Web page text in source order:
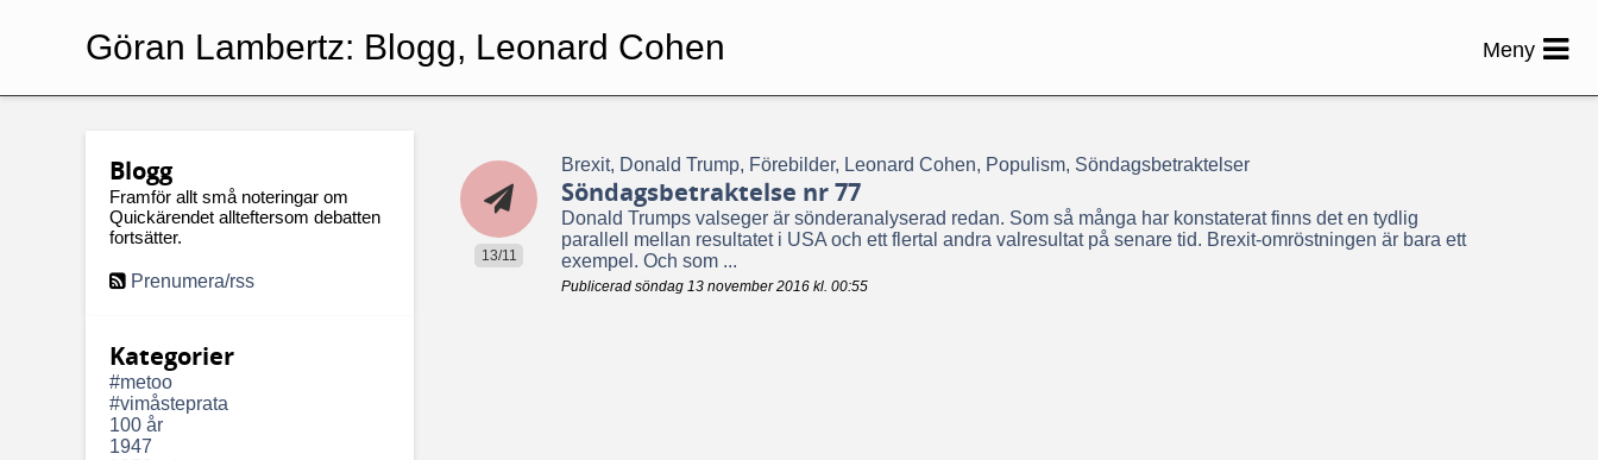
Blogg
Framför allt små noteringar om
Quickärendet allteftersom debatten
fortsätter.
Prenumera/rss
Kategorier
#metoo
#vimåsteprata
100 år
1947
13/11
Brexit, Donald Trump, Förebilder, Leonard Cohen, Populism, Söndagsbetraktelser
Söndagsbetraktelse nr 77
Donald Trumps valseger är sönderanalyserad redan. Som så många har konstaterat finns det en tydlig
parallell mellan resultatet i USA och ett flertal andra valresultat på senare tid. Brexit-omröstningen är bara ett
exempel. Och som ...
Publicerad söndag 13 november 2016 kl. 00:55
Göran Lambertz: Blogg, Leonard Cohen Meny